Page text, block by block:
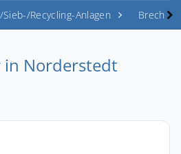
Recycling-Anlagen Brecher
in Norderstedt